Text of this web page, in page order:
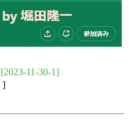
[2023-11-30-1]
]